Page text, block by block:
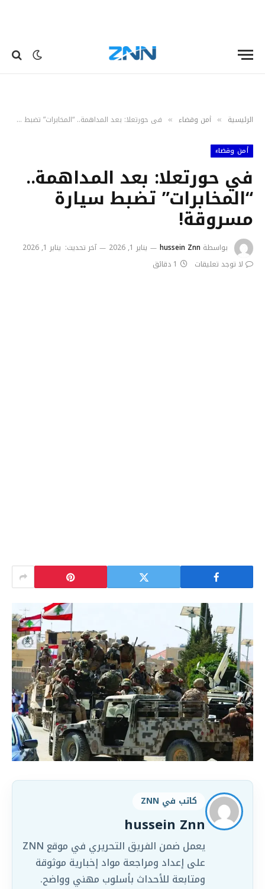
الرئيسية » أمن وقضاء » في حورتعلا: بعد المداهمة.. “المخابرات” تضبط سيارة مسروقة!
أمن وقضاء
في حورتعلا: بعد المداهمة..
“المخابرات” تضبط سيارة
مسروقة!
بواسطة hussein Znn يناير 1, 2026 آخر تحديث: يناير 1, 2026
لا توجد تعليقات
1 دقائق
كاتب في ZNN
hussein Znn
يعمل ضمن الفريق التحريري في موقع ZNN
على إعداد ومراجعة مواد إخبارية موثوقة
ومتابعة للأحداث بأسلوب مهني وواضح.